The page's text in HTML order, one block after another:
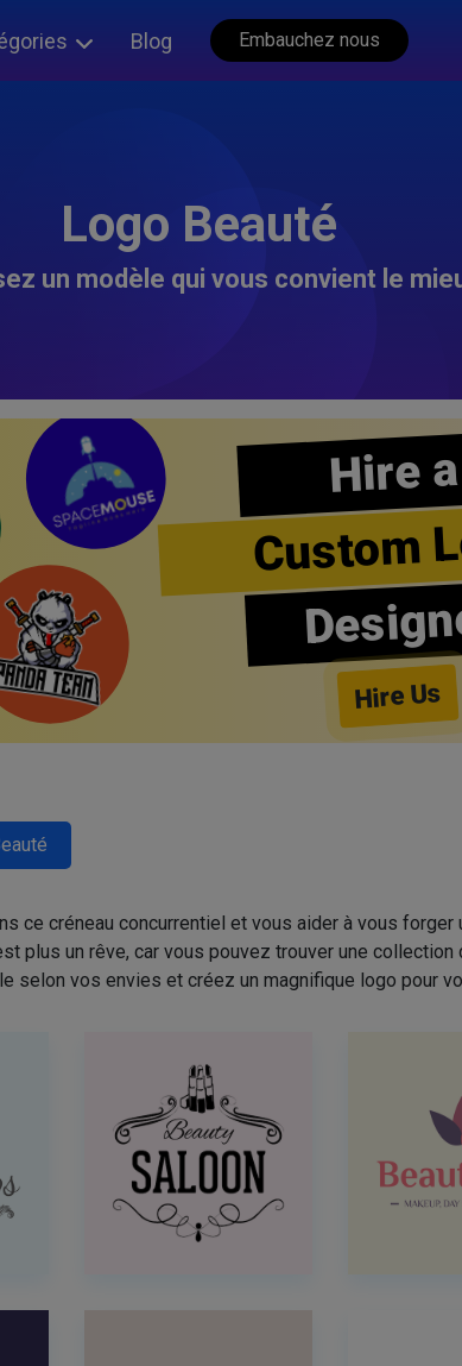
Blog Embauchez nous
Logo Beauté
un modèle qui vous convient le
Hire a
Custom
Hire Us
ce créneau concurrentiel et vous aider à vous
plus un rêve, car vous pouvez trouver une
selon vos envies et créez un magnifique logo pour